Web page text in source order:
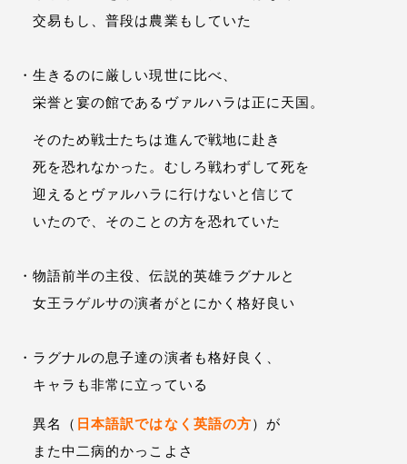
交易もし、普段は農業もしていた
・生きるのに厳しい現世に比べ、
栄誉と宴の館であるヴァルハラは正に天国。
そのため戦士たちは進んで戦地に赴き
死を恐れなかった。むしろ戦わずして死を
迎えるとヴァルハラに行けないと信じて
いたので、そのことの方を恐れていた
・物語前半の主役、伝説的英雄ラグナルと
女王ラゲルサの演者がとにかく格好良い
・ラグナルの息子達の演者も格好良く、
キャラも非常に立っている
異名（ 日本語訳ではなく英語の方）が
また中二病的かっこよさ